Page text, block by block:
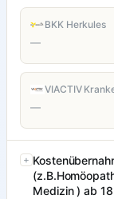
BKK Herkules
—
VIACTIV
—
Medizin ) ab